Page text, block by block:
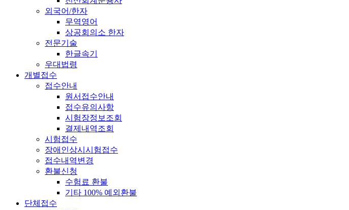
외국어/한자
무역영어
상공회의소 한자
전문기술
한글속기
우대법령
개별접수
접수안내
원서접수안내
접수유의사항
시험장정보조회
결제내역조회
시험접수
장애인상시시험접수
접수내역변경
환불신청
수험료 환불
기타 100% 예외환불
단체접수